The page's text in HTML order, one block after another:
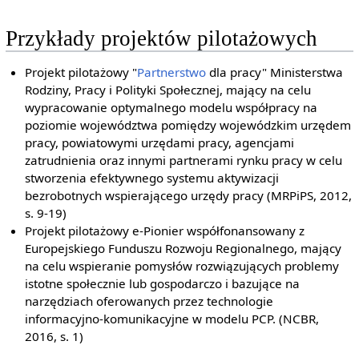
Przykłady projektów pilotażowych
Projekt pilotażowy "Partnerstwo dla pracy" Ministerstwa
Rodziny, Pracy i Polityki Społecznej, mający na celu
wypracowanie optymalnego modelu współpracy na
poziomie województwa pomiędzy wojewódzkim urzędem
pracy, powiatowymi urzędami pracy, agencjami
zatrudnienia oraz innymi partnerami rynku pracy w celu
stworzenia efektywnego systemu aktywizacji
bezrobotnych wspierającego urzędy pracy (MRPiPS, 2012,
s. 9-19)
Projekt pilotażowy e-Pionier współfonansowany z
Europejskiego Funduszu Rozwoju Regionalnego, mający
na celu wspieranie pomysłów rozwiązujących problemy
istotne społecznie lub gospodarczo i bazujące na
narzędziach oferowanych przez technologie
informacyjno-komunikacyjne w modelu PCP. (NCBR,
2016, s. 1)